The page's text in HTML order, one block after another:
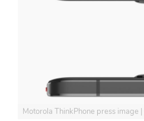
Motorola ThinkPhone press image